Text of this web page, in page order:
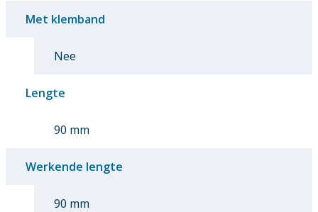
Met klemband
Nee
Lengte
90 mm
Werkende lengte
90 mm